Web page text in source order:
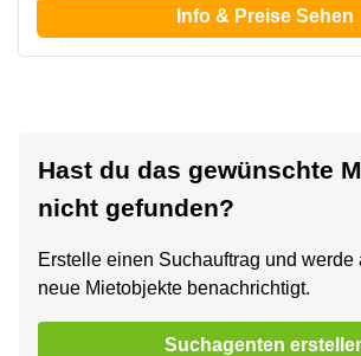
Info & Preise Sehen
Hast du das gewünschte
nicht gefunden?
Erstelle einen Suchauftrag und werde
neue Mietobjekte benachrichtigt.
Suchagenten